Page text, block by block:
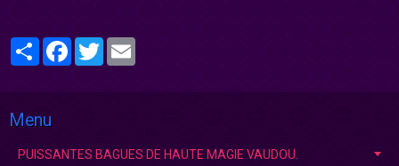
PartagerFacebook
Twitter
Menu
PUISSANTES BAGUES DE HAUTE MAGIE VAUDOU.